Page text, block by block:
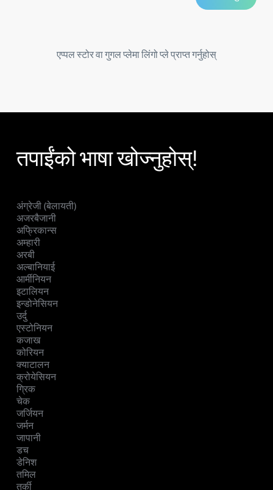
एप्पल स्टोर वा गुगल प्लेमा लिंगो प्ले प्राप्त गर्नुहोस्
तपाईंको भाषा खोज्नुहोस्!
अंग्रेजी (बेलायती)
अजरबैजानी
अफ्रिकान्स
अम्हारी
अरबी
अल्बानियाई
आर्मीनियन
इटालियन
इन्डोनेसियन
उर्दु
एस्टोनियन
कजाख
कोरियन
क्याटालन
क्रोयेसियन
ग्रिक
चेक
जर्जियन
जर्मन
जापानी
डच
डेनिश
तमिल
तुर्की